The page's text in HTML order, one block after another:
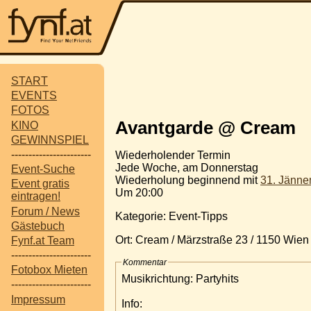
START
EVENTS
FOTOS
KINO
GEWINNSPIEL
-----------------------
Event-Suche
Event gratis
eintragen!
Forum / News
Gästebuch
Fynf.at Team
-----------------------
Fotobox Mieten
-----------------------
Impressum
Avantgarde @ Cream
Wiederholender Termin
Jede Woche, am Donnerstag
Wiederholung beginnend mit31.
Um 20:00
Kategorie: Event-Tipps
Ort: Cream / Märzstraße 23 / 1150 Wien
Kommentar
Musikrichtung: Partyhits
Info: